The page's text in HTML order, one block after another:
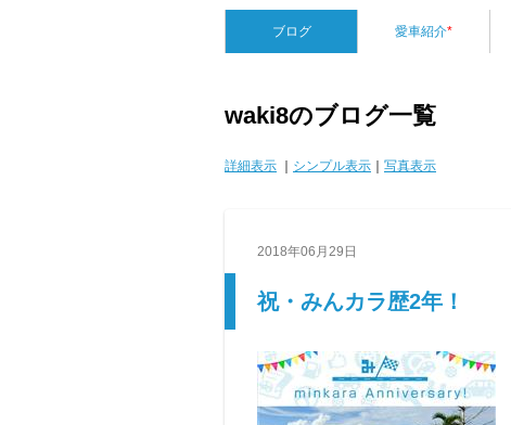
ブログ 愛車紹介*
waki8のブログ一覧
詳細表示 シンプル表示 写真表示
2018年06月29日
祝・みんカラ歴2年！